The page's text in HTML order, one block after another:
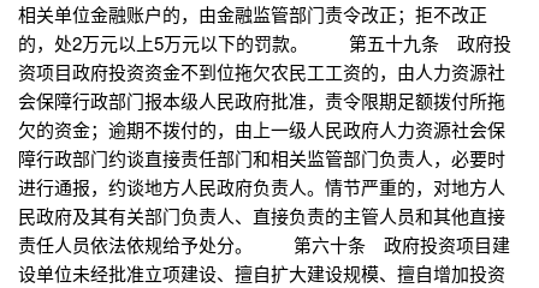
相关单位金融账户的，由金融监管部门责令改正；拒不改正
的，处2万元以上5万元以下的罚款。 第五十九条 政府投
资项目政府投资资金不到位拖欠农民工工资的，由人力资源社
会保障行政部门报本级人民政府批准，责令限期足额拨付所拖
欠的资金；逾期不拨付的，由上一级人民政府人力资源社会保
障行政部门约谈直接责任部门和相关监管部门负责人，必要时
进行通报，约谈地方人民政府负责人。情节严重的，对地方人
民政府及其有关部门负责人、直接负责的主管人员和其他直接
责任人员依法依规给予处分。 第六十条 政府投资项目建
设单位未经批准立项建设、擅自扩大建设规模、擅自增加投资